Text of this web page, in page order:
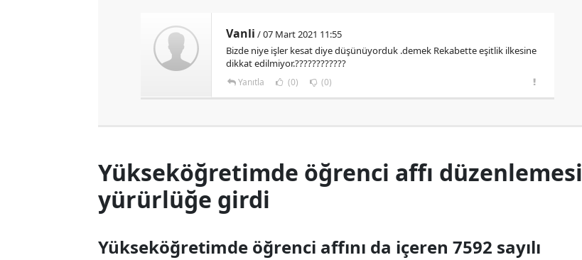
Vanli / 07 Mart 2021 11:55
Bizde niye işler kesat diye düşünüyorduk .demek Rekabette eşitlik ilkesine
dikkat edilmiyor.????????????
Yanıtla (0) (0)
Yükseköğretimde öğrenci affı düzenlemesi
yürürlüğe girdi
Yükseköğretimde öğrenci affını da içeren 7592 sayılı